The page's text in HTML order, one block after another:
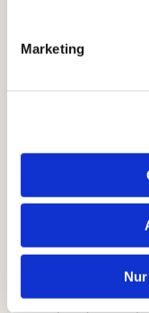
Marketing
Kulturgeschichte
deutlich, wie
Literatur – fast
für Bach-
Im Vergleich zu
verstehen will,